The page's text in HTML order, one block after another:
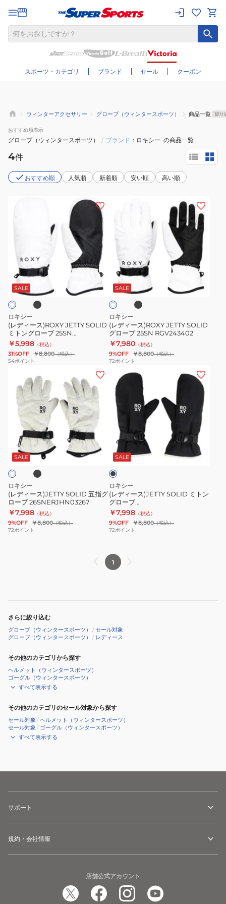
スポーツ・カテゴリ ブランド セール クーポン
さらに絞り込む
ウィンターアクセサリー グローブ（ウィンタースポーツ） 商品一覧 絞り
おすすめ順表示
グローブ（ウィンタースポーツ） / ブランド ロキシー の商品一覧
4件
おすすめ順 人気順 新着順 安い順 高い順
JETTY
SOLID
ミ
ト
ン
グ
ロ
ー
ブ
RGV243403
SALE
ロキシー
(レディース)ROXY JETTY SOLID
ミトングローブ 25SN
RGV243403
￥5,998 （税込）
31%OFF ￥8,800（税込）
54ポイント
ー
JETTY
SOLID
グ
ロ
ー
ブ
25SN
RGV243402
SALE
ホ
ワ
イ
ト
ブ
ッ
ク
ロキシー
(レディース)ROXY JETTY SOLID
グローブ 25SN RGV243402
￥7,980 （税込）
9%OFF ￥8,800（税込）
72ポイント
ス)JETTY
SOLID
指
グ
ロ
ー
ブ
26SNERJHN03267
SALE
ロキシー
(レディース)JETTY SOLID 五指グ
ローブ 26SNERJHN03267
￥7,998 （税込）
9%OFF ￥8,800（税込）
72ポイント
ィ
ス)JETTY
SOLID
ト
ン
グ
ロ
ー
ブ
26SNERJHN03268KVJ0
SALE
ブ
ラ
ロキシー
(レディース)JETTY SOLID ミトン
グローブ
26SNERJHN03268KVJ0
￥7,998 （税込）
9%OFF ￥8,800（税込）
72ポイント
1
さらに絞り込む
グローブ（ウィンタースポーツ） /セール対象
グローブ（ウィンタースポーツ）
/ レディース
その他のカテゴリから探す
ヘルメット（ウィンタースポーツ）
ゴーグル（ウィンタースポーツ）
すべて表示する
その他のカテゴリのセール対象から探す
セール対象 /ヘルメット（ウィンタースポーツ）
セール対象 / ゴーグル（ウィンタースポーツ）
すべて表示する
サポート
規約・会社情報
店舗公式アカウント